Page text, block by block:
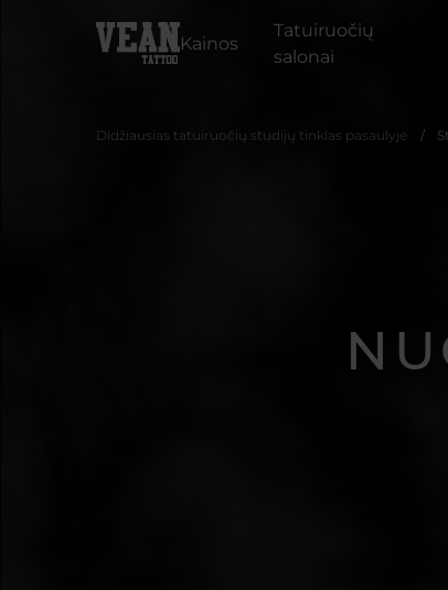
Kainos
Tatuiruočių
salonai
Didžiausias tatuiruočių studijų tinklas pasaulyje